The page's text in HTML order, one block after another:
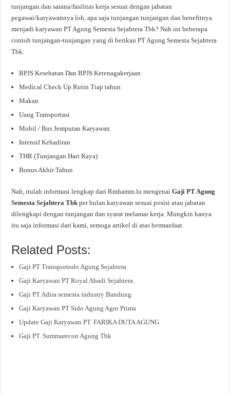
tunjangan dan sarana/fasilitas kerja sesuai dengan jabatan
pegawai/karyawannya loh, apa saja tunjangan tunjangan dan benefitnya
menjadi karyawan PT Agung Semesta Sejahtera Tbk? Nah ini beberapa
contoh tunjangan-tunjangan yang di berikan PT Agung Semesta Sejahtera
Tbk:
BPJS Kesehatan Dan BPJS Ketenagakerjaan
Medical Check Up Rutin Tiap tahun
Makan
Uang Transportasi
Mobil / Bus Jemputan Karyawan
Intensif Kehadiran
THR (Tunjangan Hari Raya)
Bonus Akhir Tahun
Nah, itulah informasi lengkap dari Rmhamm.lu mengenaiGaji PT Agung
Semesta Sejahtera Tbkper bulan karyawan sesuai posisi atau jabatan
dilengkapi dengan tunjangan dan syarat melamar kerja. Mungkin hanya
itu saja informasi dari kami, semoga artikel di atas bermanfaat.
Related Posts:
Gaji PT Transporindo Agung Sejahtera
Gaji Karyawan PT Royal Abadi Sejahtera
Gaji PT Adira semesta industry Bandung
Gaji Karyawan PT Sido Agung Agro Prima
Update Gaji Karyawan PT. FARIKA DUTA AGUNG
Gaji PT. Summarecon Agung Tbk